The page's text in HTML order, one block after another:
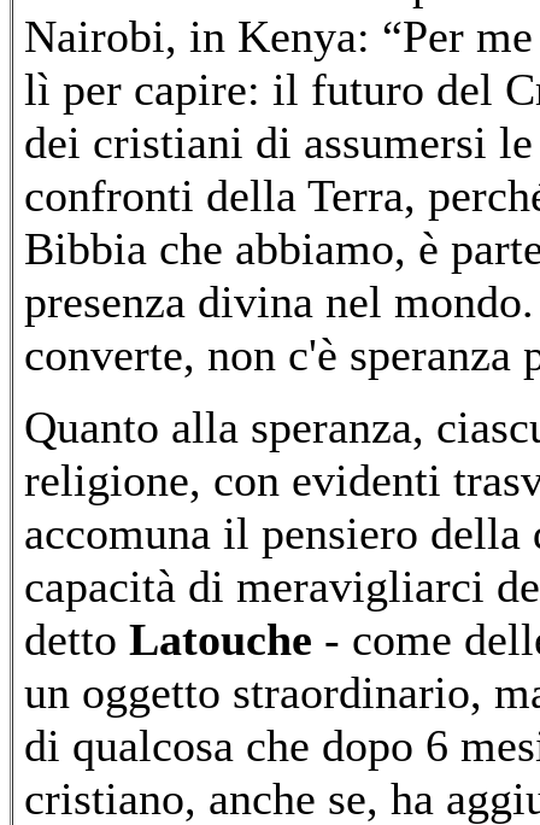
Nairobi, in Kenya: “Per
lì per capire: il futuro del
dei cristiani di assumersi
confronti della Terra,
Bibbia che abbiamo, è
presenza divina nel
converte, non c'è speranza
Quanto alla speranza,
religione, con evidenti
accomuna il pensiero della
capacità di meravigliarci
detto Latouche - come
un oggetto straordinario,
di qualcosa che dopo 6
cristiano, anche se, ha